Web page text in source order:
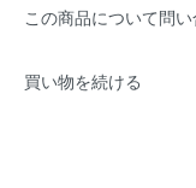
この商品について問
買い物を続ける